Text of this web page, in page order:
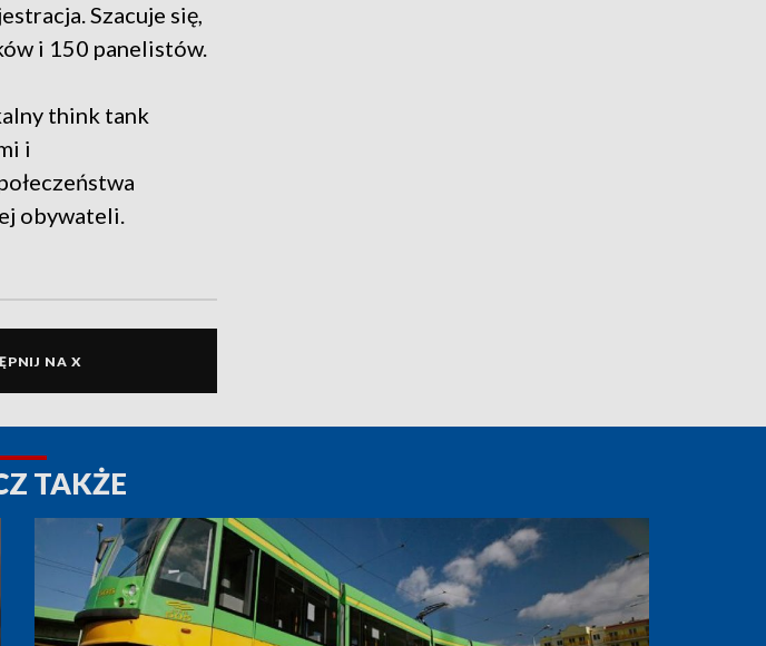
Szacuje się,
i 150 panelistów.
think tank
i
obywateli.
NA X
TAKŻE